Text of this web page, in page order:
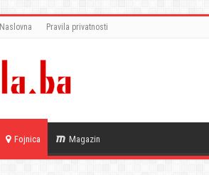
Naslovna Pravila privatnosti
Fojnica Magazin